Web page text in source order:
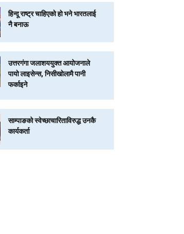
हिन्दू राष्ट्र चाहिएको हो भने भारतलाई
नै बनाऊ
उत्तरगंगा जलाशययुक्त आयोजनाले
पायो लाइसेन्स, निसीखोलामै पानी
फर्काइने
साम्पाङको स्वेच्छाचारिताविरुद्ध उनकै
कार्यकर्ता